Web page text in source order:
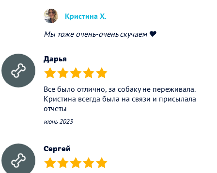
Кристина Х.
Мы тоже очень-очень скучаем ❤️
Дарья
(*) (*) (*) (*) (*)
Все было отлично, за собаку не переживала.
Кристина всегда была на связи и присылала
отчеты
июнь 2023
Сергей
(*) (*) (*) (*) (*)